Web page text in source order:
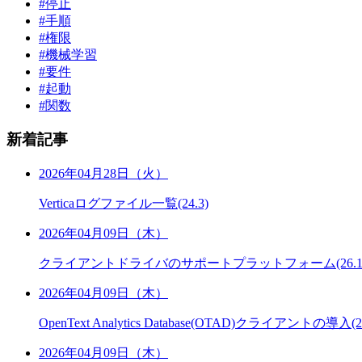
#停止
#手順
#権限
#機械学習
#要件
#起動
#関数
新着記事
2026年04月28日（火）
Verticaログファイル一覧(24.3)
2026年04月09日（木）
クライアントドライバのサポートプラットフォーム
2026年04月09日（木）
OpenText Analytics Database(OTAD)クライアントの導入
2026年04月09日（木）